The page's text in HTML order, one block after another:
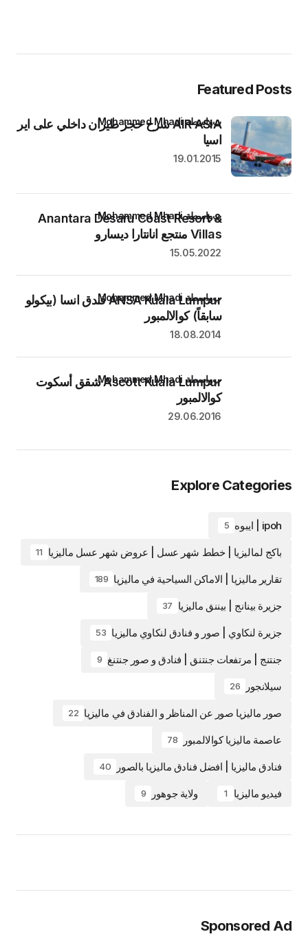
Featured Posts
AIR ASIA شرح حجز طيران داخلي على اير
اسيا
بواسطة Mohammed Mhadi
19.01.2015
Anantara Desaru Coast Resort &
Villas منتجع انانتارا ديسارو
بواسطة Mohammed Mhadi
15.05.2022
ANSA Kuala Lumpur فندق انسا (بيكولو
سابقاً) كوالالمبور
بواسطة Mohammed Mhadi
18.08.2014
Ascott Kuala Lumpur شقق أسكوت
كوالالمبور
بواسطة Mohammed Mhadi
29.06.2016
Explore Categories
ipoh | ايبوه 5
باكج لماليزيا | خطط شهر عسل | عروض شهر عسل ماليزيا 11
تقارير ماليزيا | الاماكن السياحية في ماليزيا 189
جزيرة بينانج | بيننق ماليزيا 37
جزيرة لنكاوي | صور و فنادق لنكاوي ماليزيا 53
جنتنج | مرتفعات جنتنق | فنادق و صور جنتنغ 9
سيلانجور 26
صور ماليزيا صور عن المناظر و الفنادق في ماليزيا 22
عاصمة ماليزيا كوالالمبور 78
فنادق ماليزيا | افضل فنادق ماليزيا بالصور 40
فيديو ماليزيا 1 ولاية جوهور 9
Sponsored Ad